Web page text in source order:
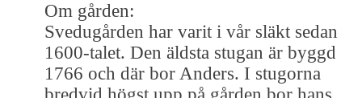
Om gården:
Svedugården har varit i vår släkt sedan
1600-talet. Den äldsta stugan är byggd
1766 och där bor Anders. I stugorna